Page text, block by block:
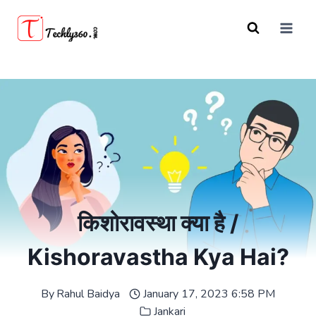
किशोरावस्था क्या है /
Kishoravastha Kya Hai?
ByRahul Baidya
January 17, 2023 6:58 PM
Jankari